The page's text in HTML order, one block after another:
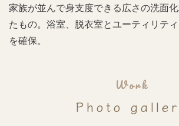
家族が並んで身支度できる広さの洗面
たもの。浴室、脱衣室とユーティリテ
を確保。
Work
Photo